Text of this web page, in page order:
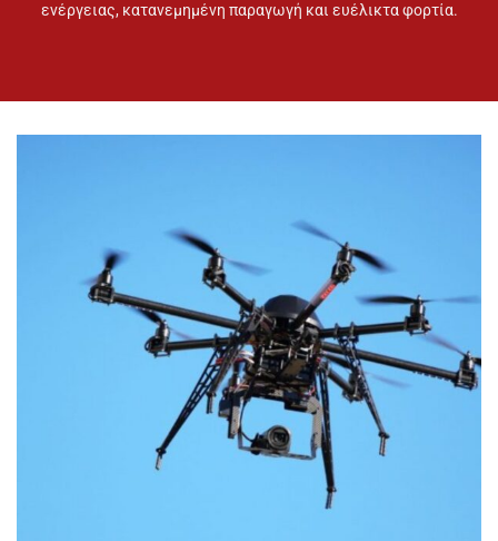
ενέργειας, κατανεμημένη παραγωγή και ευέλικτα φορτία.